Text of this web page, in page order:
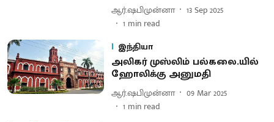
ஆர்.ஷபிமுன்னா
13 Sep 2025
1 min read
இந்தியா
அலிகர் முஸ்லிம் பல்கலை.யில்
ஹோலிக்கு அனுமதி
ஆர்.ஷபிமுன்னா
09 Mar 2025
1 min read